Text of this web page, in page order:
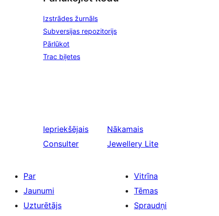
Izstrādes žurnāls
Subversijas repozitorijs
Pārlūkot
Trac biļetes
Iepriekšējais
Consulter
Nākamais
Jewellery Lite
Par
Jaunumi
Uzturētājs
Vitrīna
Tēmas
Spraudņi